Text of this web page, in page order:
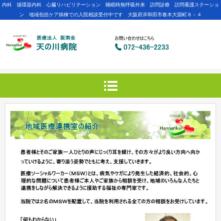
内科 循環器内科 心臓リハビリテーション 睡眠時無呼吸外来 訪問診療 訪問看護ステーショ
ン 地域包括ケア病棟での入院相談受付中です 大阪府岸和田市春木大国町８－４